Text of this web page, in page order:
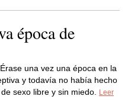
época de
Érase una vez una época en la
y todavía no había hecho
sexo libre y sin miedo.
Leer